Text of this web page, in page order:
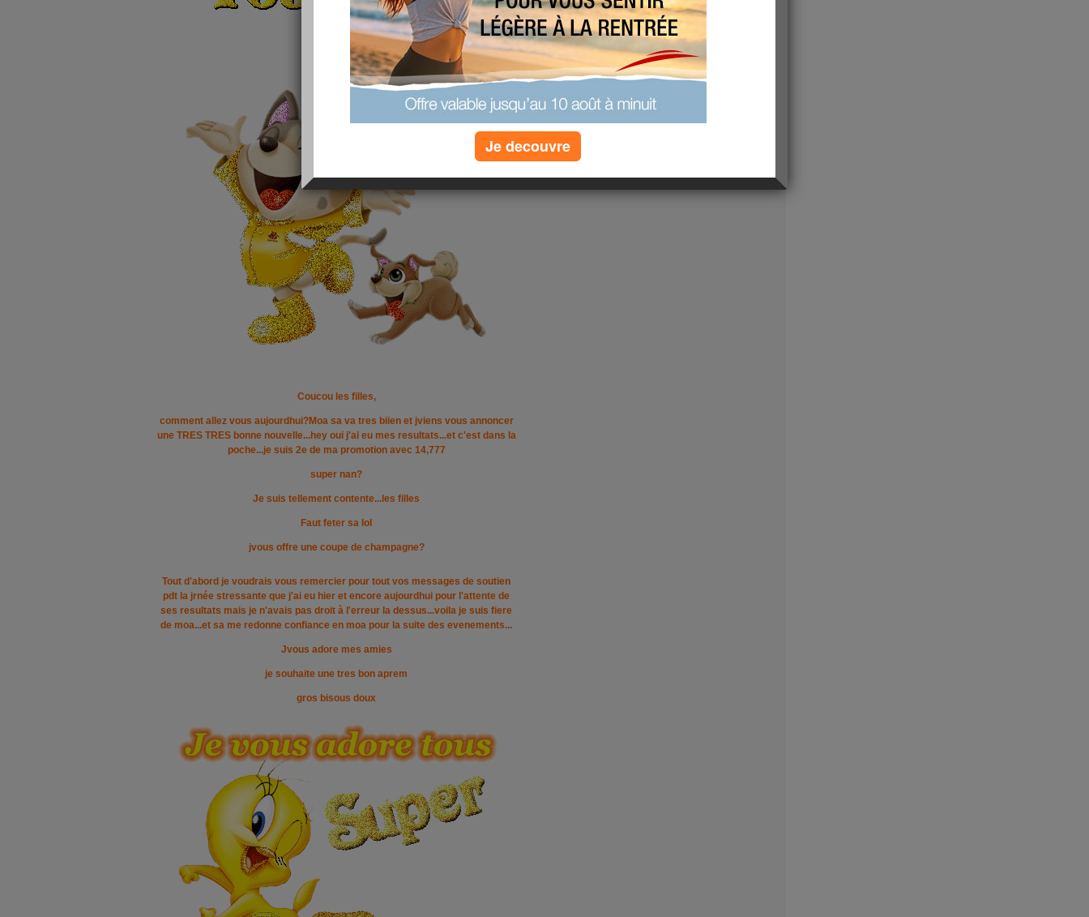
Coucou les filles,
comment allez vous aujourdhui?Moa sa va tres biien et jviens vous annoncer
une TRES TRES bonne nouvelle...hey oui j'ai eu mes resultats...et c'est dans la
poche...je suis 2e de ma promotion avec 14,777
super nan?
Je suis tellement contente...les filles
Faut feter sa lol
jvous offre une coupe de champagne?
Tout d'abord je voudrais vous remercier pour tout vos messages de soutien
pdt la jrnée stressante que j'ai eu hier et encore aujourdhui pour l'attente de
ses resultats mais je n'avais pas droit à l'erreur la dessus...voila je suis fiere
de moa...et sa me redonne confiance en moa pour la suite des evenements...
Jvous adore mes amies
je souhaite une tres bon aprem
gros bisous doux
Je decouvre